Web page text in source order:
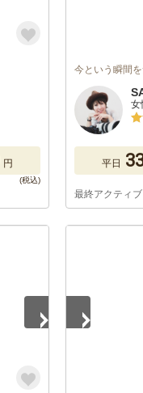
円
今という瞬間
女
平日
最終アクティ